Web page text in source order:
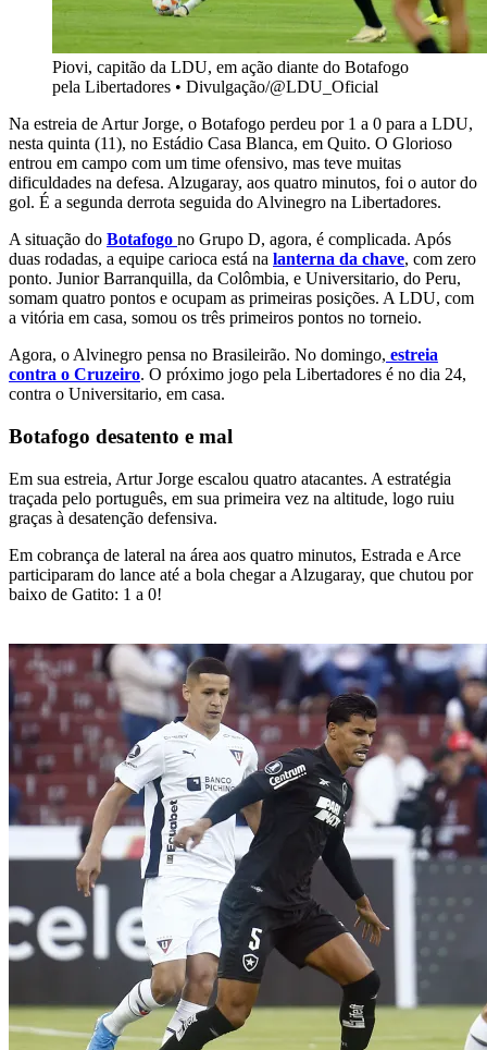
Piovi, capitão da LDU, em ação diante do Botafogo
pela Libertadores • Divulgação/@LDU_Oficial
Na estreia de Artur Jorge, o Botafogo perdeu por 1 a 0 para a LDU,
nesta quinta (11), no Estádio Casa Blanca, em Quito. O Glorioso
entrou em campo com um time ofensivo, mas teve muitas
dificuldades na defesa. Alzugaray, aos quatro minutos, foi o autor do
gol. É a segunda derrota seguida do Alvinegro na Libertadores.
A situação do Botafogo no Grupo D, agora, é complicada. Após
duas rodadas, a equipe carioca está na lanterna da chave, com zero
ponto. Junior Barranquilla, da Colômbia, e Universitario, do Peru,
somam quatro pontos e ocupam as primeiras posições. A LDU, com
a vitória em casa, somou os três primeiros pontos no torneio.
Agora, o Alvinegro pensa no Brasileirão. No domingo, estreia
contra o Cruzeiro. O próximo jogo pela Libertadores é no dia 24,
contra o Universitario, em casa.
Botafogo desatento e mal
Em sua estreia, Artur Jorge escalou quatro atacantes. A estratégia
traçada pelo português, em sua primeira vez na altitude, logo ruiu
graças à desatenção defensiva.
Em cobrança de lateral na área aos quatro minutos, Estrada e Arce
participaram do lance até a bola chegar a Alzugaray, que chutou por
baixo de Gatito: 1 a 0!